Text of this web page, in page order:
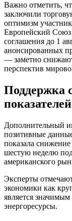
Важно отметить,
заключили
оптимизм
Европейский
соглашения до 1
анонсированных
— заметно
перспектив
Поддержка
Дополнительный
позитивные
показала
шестую неделю
американского
Эксперты
экономики как
является
энергоресурсы.